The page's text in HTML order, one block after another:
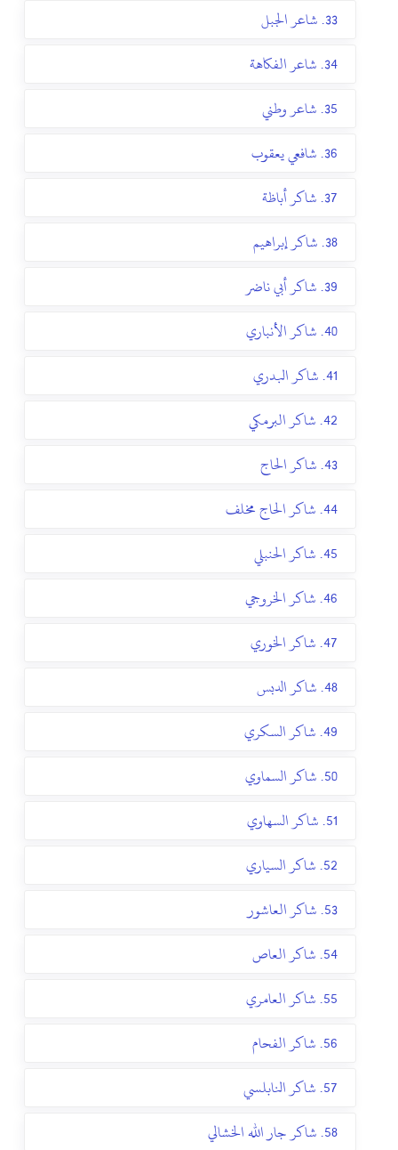
33. شاعر الجبل
34. شاعر الفكاهة
35. شاعر وطني
36. شافعي يعقوب
37. شاكر أباظة
38. شاكر إبراهيم
39. شاكر أبي ناضر
40. شاكر الأنباري
41. شاكر البدري
42. شاكر البرمكي
43. شاكر الحاج
44. شاكر الحاج مخلف
45. شاكر الحنبلي
46. شاكر الخروجي
47. شاكر الخوري
48. شاكر الدبس
49. شاكر السكري
50. شاكر السماوي
51. شاكر السهاوي
52. شاكر السياري
53. شاكر العاشور
54. شاكر العاص
55. شاكر العامري
56. شاكر الفحام
57. شاكر النابلسي
58. شاكر جار الله الخشالي